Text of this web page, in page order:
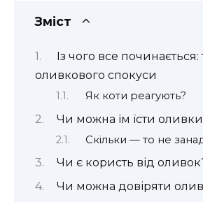
Зміст
Із чого все
оливкового спокуси
Як коти реагують?
Чи можна їм їсти
Скільки — то не
Чи є користь від
Чи можна довіряти